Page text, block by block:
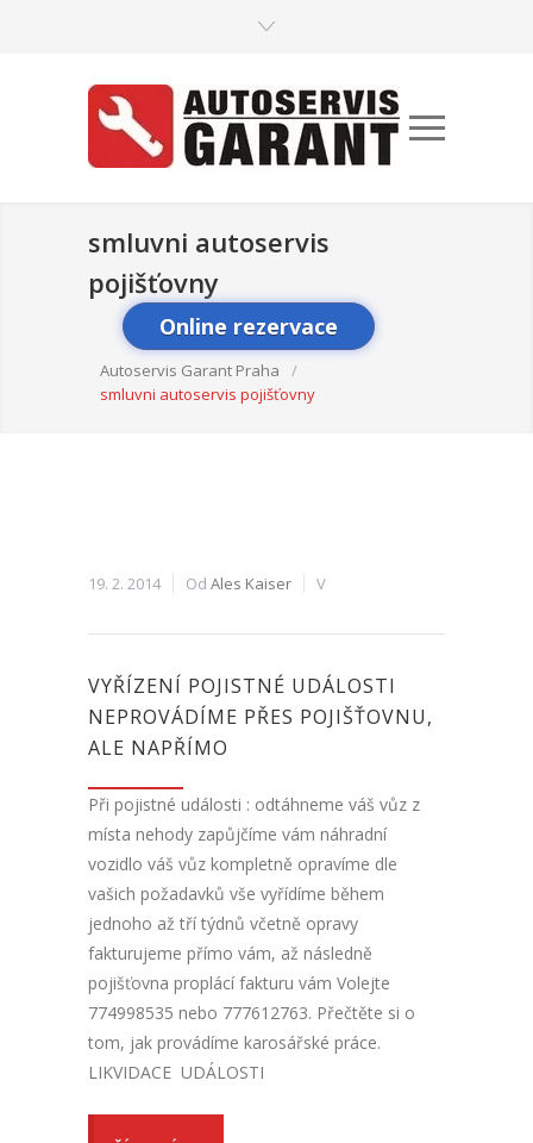
smluvni autoservis
pojišťovny
Online rezervace
Autoservis Garant Praha
/
smluvni autoservis pojišťovny
19. 2. 2014 Od Ales Kaiser V
VYŘÍZENÍ POJISTNÉ UDÁLOSTI
NEPROVÁDÍME PŘES POJIŠŤOVNU,
ALE NAPŘÍMO
Při pojistné události : odtáhneme váš vůz z
místa nehody zapůjčíme vám náhradní
vozidlo váš vůz kompletně opravíme dle
vašich požadavků vše vyřídíme během
jednoho až tří týdnů včetně opravy
fakturujeme přímo vám, až následně
pojišťovna proplácí fakturu vám Volejte
774998535 nebo 777612763. Přečtěte si o
tom, jak provádíme karosářské práce.
LIKVIDACE UDÁLOSTI